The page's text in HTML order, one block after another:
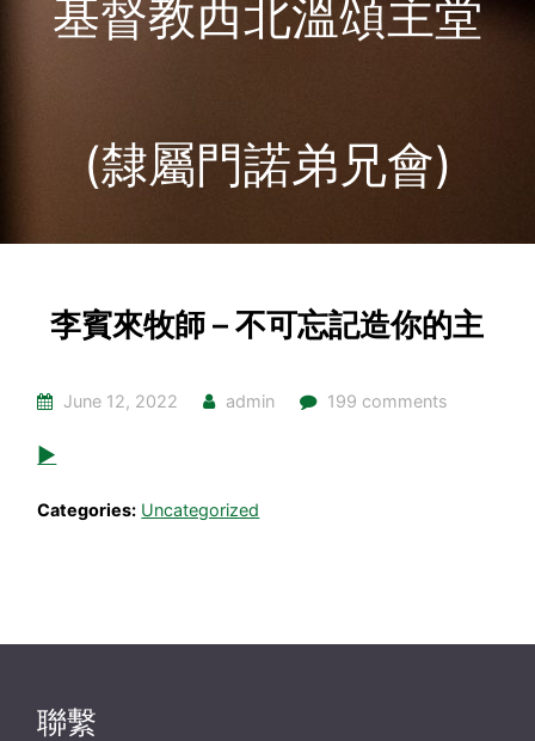
基督教西北溫頌主堂
(隸屬門諾弟兄會)
李賓來牧師 – 不可忘記造你的主
June 12, 2022 admin 199 comments
▶
Categories: Uncategorized
聯繫